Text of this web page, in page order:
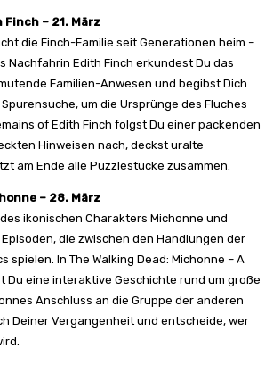
– 21. März
die Finch-Familie seit Generationen heim –
Nachfahrin Edith Finch erkundest Du das
Familien-Anwesen und begibst Dich
um die Ursprünge des Fluches
of Edith Finch folgst Du einer packenden
Hinweisen nach, deckst uralte
am Ende alle Puzzlestücke zusammen.
– 28. März
ikonischen Charakters Michonne und
die zwischen den Handlungen der
spielen. In The Walking Dead: Michonne – A
Du eine interaktive Geschichte rund um große
Anschluss an die Gruppe der anderen
Deiner Vergangenheit und entscheide, wer